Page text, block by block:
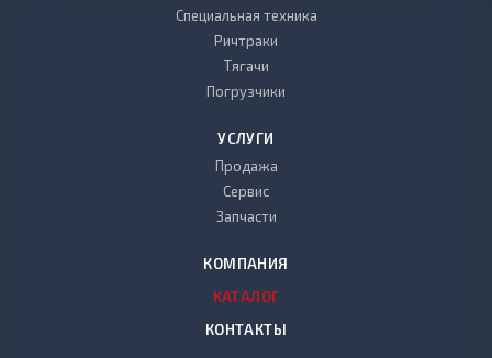
Специальная техника
Ричтраки
Тягачи
Погрузчики
УСЛУГИ
Продажа
Сервис
Запчасти
КОМПАНИЯ
КАТАЛОГ
КОНТАКТЫ